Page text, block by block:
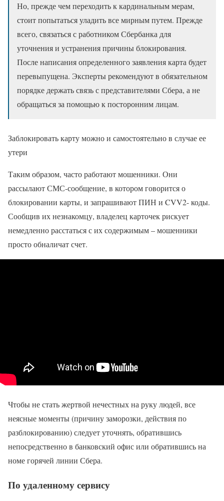
Но, прежде чем переходить к кардинальным мерам,
стоит попытаться уладить все мирным путем. Прежде
всего, связаться с работником Сбербанка для
уточнения и устранения причины блокирования.
После написания определенного заявления карта будет
перевыпущена. Эксперты рекомендуют в обязательном
порядке держать связь с представителями Сбера, а не
обращаться за помощью к посторонним лицам.
Заблокировать карту можно и самостоятельно в случае ее
утери
Таким образом, часто работают мошенники. Они
рассылают СМС-сообщение, в котором говорится о
блокировании карты, и запрашивают ПИН и CVV2- коды.
Сообщив их незнакомцу, владелец карточек рискует
немедленно расстаться с их содержимым – мошенники
просто обналичат счет.
Чтобы не стать жертвой нечестных на руку людей, все
неясные моменты (причину заморозки, действия по
разблокированию) следует уточнять, обратившись
непосредственно в банковский офис или обратившись на
номе горячей линии Сбера.
По удаленному сервису